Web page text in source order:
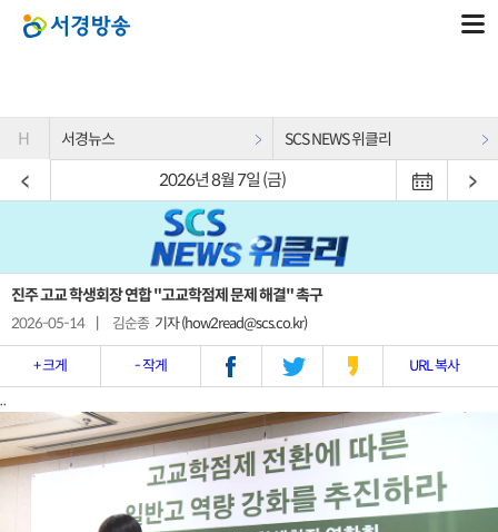
H 서경뉴스 SCS NEWS 위클리
2026년 8월 7일 (금)
진주 고교 학생회장 연합 "고교학점제 문제 해결" 촉구
2026-05-14 김순종 기자 (how2read@scs.co.kr)
+ 크게 - 작게 URL 복사
..